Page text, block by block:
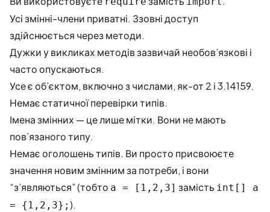
Усі змінні-члени приватні. Ззовні доступ
здійснюється через методи.
Дужки у викликах методів зазвичай необов’язкові і
часто опускаються.
Усе є об’єктом, включно з числами, як-от 2 і 3.14159.
Немає статичної перевірки типів.
Імена змінних — це лише мітки. Вони не мають
пов’язаного типу.
Немає оголошень типів. Ви просто присвоюєте
значення новим змінним за потреби, і вони
“з’являються” (тобто a = [1,2,3] замість int[] a
= {1,2,3}; ).